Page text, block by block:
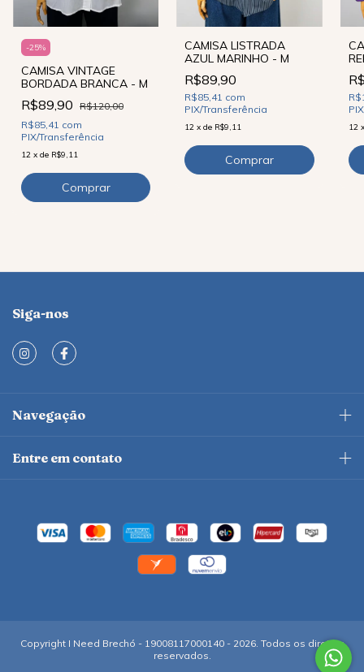
-25%
CAMISA VINTAGE
BORDADA BRANCA - M
R$89,90 R$120,00
R$85,41 com
PIX/Transferência
12 x de R$9,11
CAMISA LISTRADA
AZUL MARINHO - M
R$89,90
R$85,41 com
PIX/Transferência
12 xde R$9,11 12
Siga-nos
Navegação
Entre em contato
Copyright I Need Brechó - 19008117000140 - 2026. Todos os direitos
reservados.